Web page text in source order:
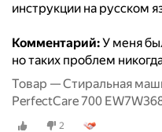
инструкции на русском
Комментарий:У меня
но таких проблем
Товар — Стиральная
PerfectCare 700
загрузка - 8/4 кг
2